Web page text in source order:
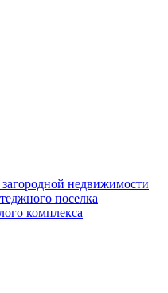
недвижимости
поселка
комплекса